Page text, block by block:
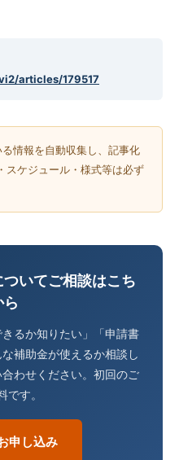
articles/179517
情報を自動収集し、記事化
スケジュール・様式等は必ず
いてご相談はこち
ら
きるか知りたい」「申請書
補助金が使えるか相談し
わせください。初回のご
です。
申し込み